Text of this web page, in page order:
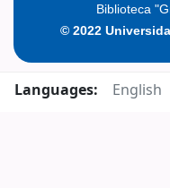
Biblioteca
© 2022
Languages: English